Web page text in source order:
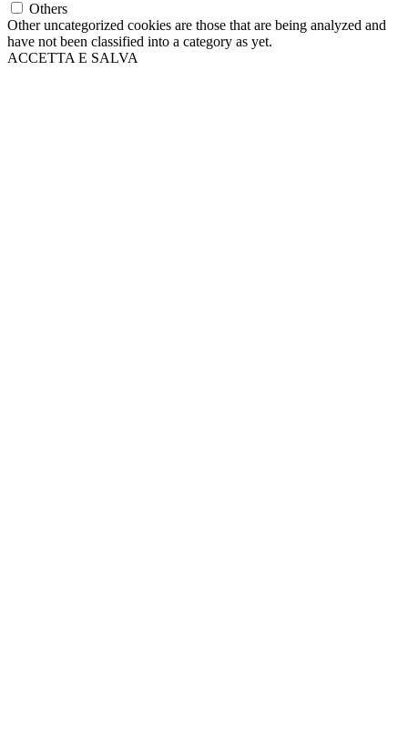
Others
Other uncategorized cookies are those that are being analyzed and
have not been classified into a category as yet.
ACCETTA E SALVA